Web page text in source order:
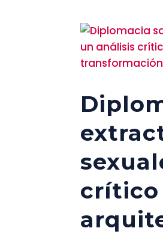
crítico